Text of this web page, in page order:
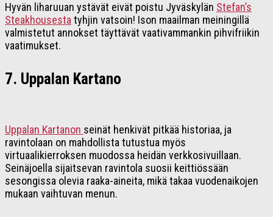
Hyvän liharuuan ystävät eivät poistu Jyväskylän Stefan’s
Steakhousestatyhjin vatsoin! Ison maailman meiningillä
valmistetut annokset täyttävät vaativammankin pihvifriikin
vaatimukset.
7. Uppalan Kartano
Uppalan Kartanon seinät henkivät pitkää historiaa, ja
ravintolaan on mahdollista tutustua myös
virtuaalikierroksen muodossa heidän verkkosivuillaan.
Seinäjoella sijaitsevan ravintola suosii keittiössään
sesongissa olevia raaka-aineita, mikä takaa vuodenaikojen
mukaan vaihtuvan menun.